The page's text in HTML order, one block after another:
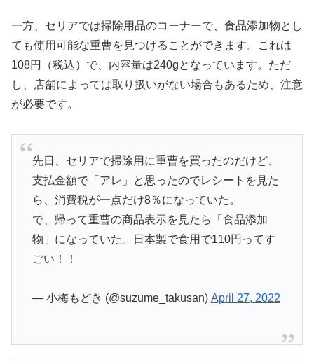
一方、セリアでは掃除用品のコーナーで、食品添加物とし
ても使用可能な重曹を見つけることができます。これは
108円（税込）で、内容量は240gとなっています。ただ
し、店舗によっては取り扱いがない場合もあるため、注意
が必要です。
先日、セリアで掃除用に重曹を買ったのだけど、
支払金額で「アレ」と思ったのでレシートを見た
ら、消費税が一点だけ8％になっていた。
で、帰って重曹の商品表示を見たら「食品添加
物」になっていた。日本製で食用で110円ってす
ごい！！
— 小梅もどき (@suzume_takusan) April 27, 2022